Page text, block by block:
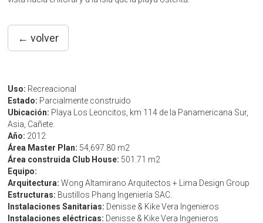
← volver
Uso: Recreacional
Estado: Parcialmente construido
Ubicación: Playa Los Leoncitos, km 114 de la Panamericana Sur,
Asia, Cañete.
Año: 2012
Área Master Plan: 54,697.80 m2
Área construida Club House: 501.71 m2
Equipo:
Arquitectura: Wong Altamirano Arquitectos + Lima Design Group
Estructuras: Bustillos Phang Ingeniería SAC.
Instalaciones Sanitarias: Denisse & Kike Vera Ingenieros
Instalaciones eléctricas: Denisse & Kike Vera Ingenieros